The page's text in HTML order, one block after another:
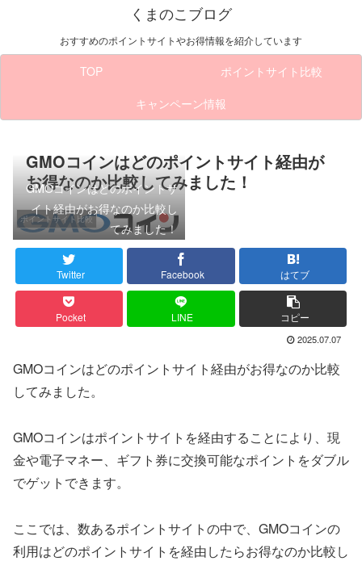
くまのこブログ
おすすめのポイントサイトやお得情報を紹介しています
TOP
ポイントサイト比較
キャンペーン情報
GMOコインはどのポイントサイト経由が
お得なのか比較してみました！
ポイントサイト比較
GMOコインはどのポイントサ
イト経由がお得なのか比較し
てみました！
Twitter Facebook はてブ
Pocket LINE コピー
2025.07.07
GMOコインはどのポイントサイト経由がお得なのか比較
してみました。
GMOコインはポイントサイトを経由することにより、現
金や電子マネー、ギフト券に交換可能なポイントをダブル
でゲットできます。
ここでは、数あるポイントサイトの中で、GMOコインの
利用はどのポイントサイトを経由したらお得なのか比較し